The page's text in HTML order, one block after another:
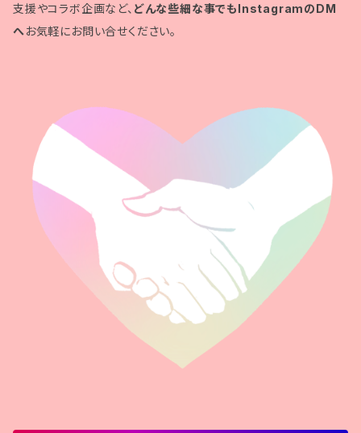
支援やコラボ企画など、 どんな些細な事でもInstagramのDM
へお気軽にお問い合せください。